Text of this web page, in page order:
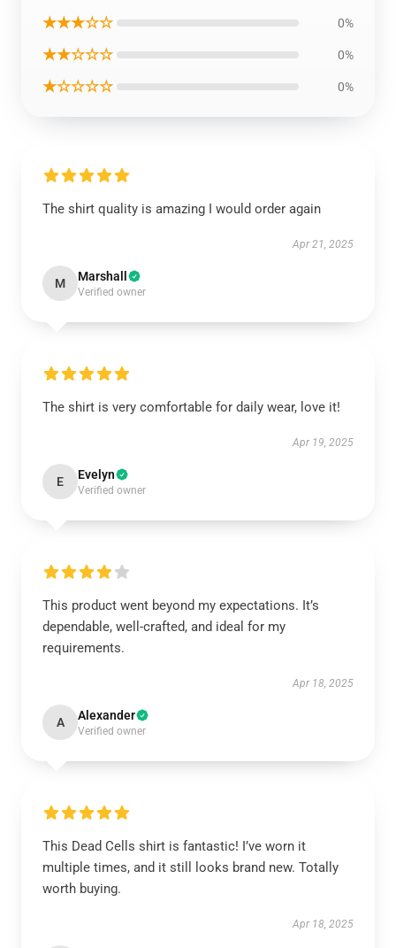
★★★☆☆ 0%
★★☆☆☆ 0%
★☆☆☆☆ 0%
The shirt quality is amazing I would order again
Apr 21, 2025
M Marshall
Verified owner
The shirt is very comfortable for daily wear, love it!
Apr 19, 2025
E Evelyn
Verified owner
This product went beyond my expectations. It’s
dependable, well-crafted, and ideal for my
requirements.
Apr 18, 2025
A Alexander
Verified owner
This Dead Cells shirt is fantastic! I’ve worn it
multiple times, and it still looks brand new. Totally
worth buying.
Apr 18, 2025